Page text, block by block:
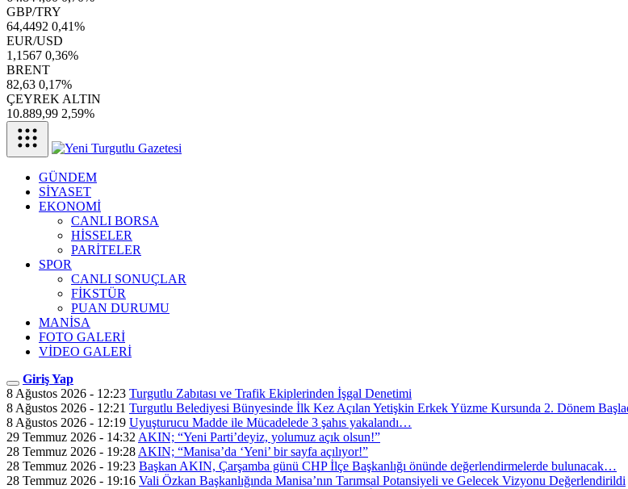
GBP/TRY
64,4492 0,41%
EUR/USD
1,1567 0,36%
BRENT
82,63 0,17%
ÇEYREK ALTIN
10.889,99 2,59%
GÜNDEM
SİYASET
EKONOMİ
CANLI BORSA
HİSSELER
PARİTELER
SPOR
CANLI SONUÇLAR
FİKSTÜR
PUAN DURUMU
MANİSA
FOTO GALERİ
VİDEO GALERİ
Giriş Yap
8 Ağustos 2026 - 12:23 Turgutlu Zabıtası ve Trafik Ekiplerinden İşgal Denetimi
8 Ağustos 2026 - 12:21 Turgutlu Belediyesi Bünyesinde İlk Kez Açılan Yetişkin Erkek Yüzme Kursunda 2. Dönem
8 Ağustos 2026 - 12:19 Uyuşturucu Madde ile Mücadelede 3 şahıs yakalandı…
29 Temmuz 2026 - 14:32 AKIN; “Yeni Parti’deyiz, yolumuz açık olsun!”
28 Temmuz 2026 - 19:28 AKIN; “Manisa’da ‘Yeni’ bir sayfa açılıyor!”
28 Temmuz 2026 - 19:23 Başkan AKIN, Çarşamba günü CHP İlçe Başkanlığı önünde değerlendirmelerde bulunacak…
28 Temmuz 2026 - 19:16 Vali Özkan Başkanlığında Manisa’nın Tarımsal Potansiyeli ve Gelecek Vizyonu Değerlendirildi